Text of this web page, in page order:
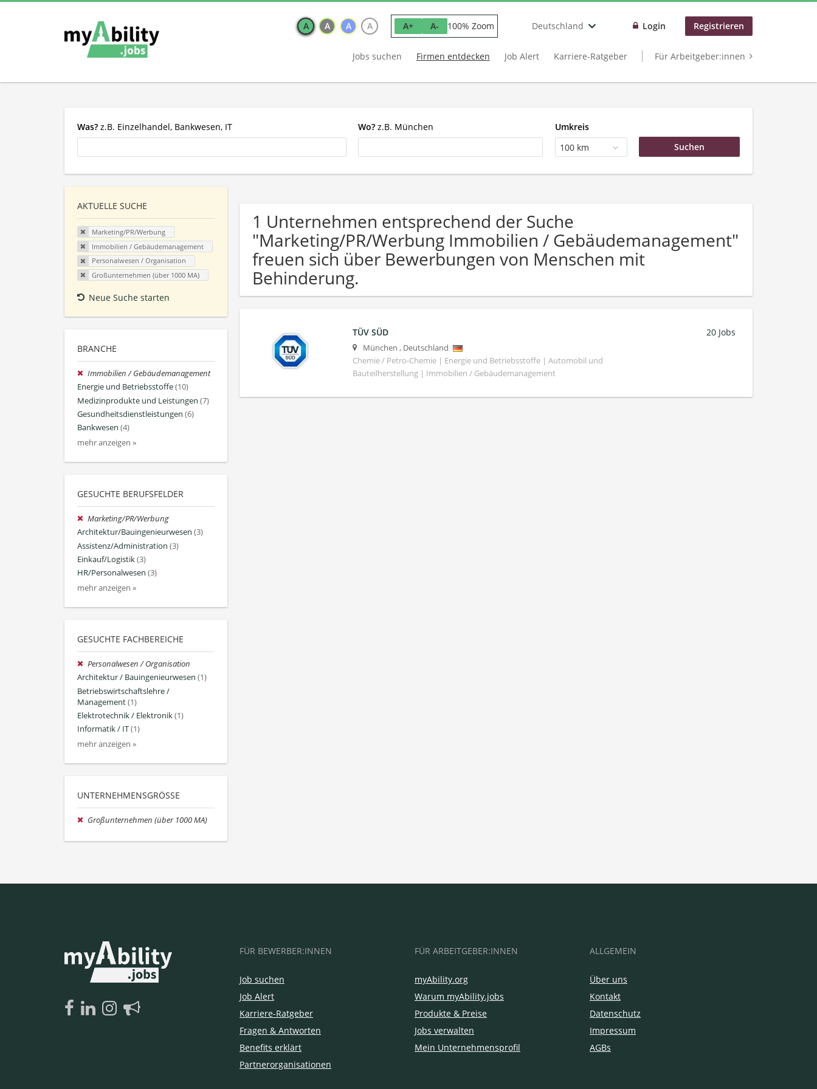
A A A A A+ A- 100% Zoom Deutschland Login Registrieren
Jobs suchen Firmen entdecken Job Alert Karriere-Ratgeber Für Arbeitgeber:innen
Was? z.B. Einzelhandel, Bankwesen, IT Wo? z.B. München
Umkreis
100 km
AKTUELLE SUCHE
Marketing/PR/Werbung
Immobilien / Gebäudemanagement
Personalwesen / Organisation
Großunternehmen (über 1000 MA)
Neue Suche starten
BRANCHE
Immobilien / Gebäudemanagement
Energie und Betriebsstoffe(10)
Medizinprodukte und Leistungen (7)
Gesundheitsdienstleistungen (6)
Bankwesen (4)
mehr anzeigen »
GESUCHTE BERUFSFELDER
Marketing/PR/Werbung
Architektur/Bauingenieurwesen (3)
Assistenz/Administration (3)
Einkauf/Logistik(3)
HR/Personalwesen (3)
mehr anzeigen »
GESUCHTE FACHBEREICHE
Personalwesen / Organisation
Architektur / Bauingenieurwesen (1)
Betriebswirtschaftslehre /
Management(1)
Elektrotechnik / Elektronik(1)
Informatik / IT(1)
mehr anzeigen »
UNTERNEHMENSGRÖSSE
Großunternehmen (über 1000 MA)
1 Unternehmen entsprechend der Suche
"Marketing/PR/Werbung Immobilien / Gebäudemanagement"
freuen sich über Bewerbungen von Menschen mit
Behinderung.
TÜV SÜD
München , Deutschland
Chemie / Petro-Chemie | Energie und Betriebsstoffe | Automobil und
Bauteilherstellung | Immobilien / Gebäudemanagement
20 Jobs
FÜR BEWERBER:INNEN
Job suchen
Job Alert
Karriere-Ratgeber
Fragen & Antworten
Benefits erklärt
Partnerorganisationen
FÜR ARBEITGEBER:INNEN
myAbility.org
Warum myAbility.jobs
Produkte & Preise
Jobs verwalten
Mein Unternehmensprofil
ALLGEMEIN
Über uns
Kontakt
Datenschutz
Impressum
AGBs